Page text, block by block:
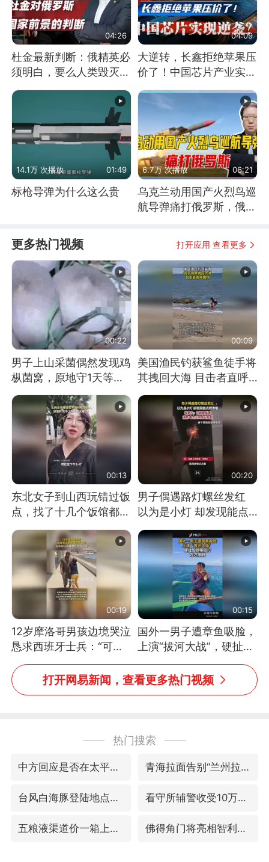
04:26
杜金最新判断：俄精英必
须明白，要么人类毁灭，
04:09
大逆转，长鑫拒绝苹果压
价了！中国芯片产业实现
14.1万 次播放 01:49
标枪导弹为什么这么贵
6.7万 次播放 06:21
乌克兰动用国产火烈鸟巡
航导弹痛打俄罗斯，俄军
更多热门视频 打开应用 查看更多
00:22
男子上山采菌偶然发现鸡
枞菌窝，原地守1天等它
长大：挖了140多朵
00:09
美国渔民钓获鲨鱼徒手将
其拽回大海 目击者直呼
震惊 （视频来源：参考
消息）
00:13
东北女子到山西玩错过饭
点，找了十几个饭馆都没
开门：午休到几点
00:20
男子偶遇路灯螺丝发红
以为是小灯 却发现能点
燃香烟 当事人：已报警
处理
00:19
12岁摩洛哥男孩边境哭泣
恳求西班牙士兵：“可不
可以不要把我遣返回国”
00:15
国外一男子遭章鱼吸脸，
上演“拔河大战”，硬扯加
铁棒敲打方才挣脱
打开网易新闻，查看更多热门视频
热门搜索
中方回应是否在太平洋海底开采稀土 青海拉面告别“兰州拉面”
台风白海豚登陆地点更新 看守所辅警收受10万获刑1年
五粮液渠道价一箱上涨近百元 佛得角门将亮相智利俱乐部主场